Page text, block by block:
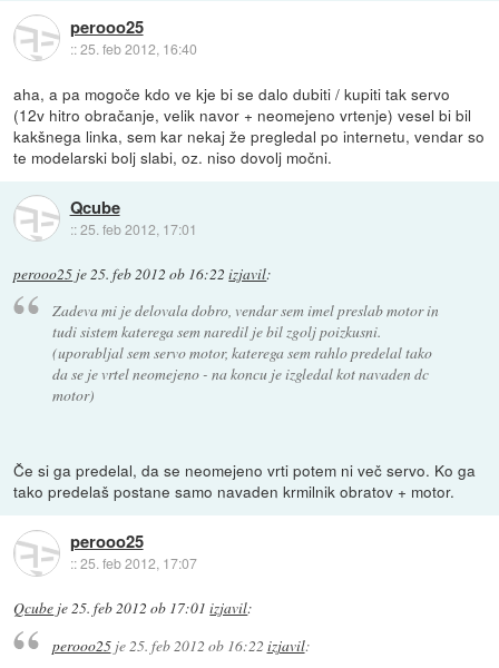
perooo25
::25. feb 2012, 16:40
aha, a pa mogoče kdo ve kje bi se dalo dubiti / kupiti tak servo
(12v hitro obračanje, velik navor + neomejeno vrtenje) vesel bi bil
kakšnega linka, sem kar nekaj že pregledal po internetu, vendar so
te modelarski bolj slabi, oz. niso dovolj močni.
Qcube
::25. feb 2012, 17:01
perooo25 je 25. feb 2012 ob 16:22 izjavil:
Zadeva mi je delovala dobro, vendar sem imel preslab motor in
tudi sistem katerega sem naredil je bil zgolj poizkusni.
(uporabljal sem servo motor, katerega sem rahlo predelal tako
da se je vrtel neomejeno - na koncu je izgledal kot navaden dc
motor)
Če si ga predelal, da se neomejeno vrti potem ni več servo. Ko ga
tako predelaš postane samo navaden krmilnik obratov + motor.
perooo25
::25. feb 2012, 17:07
Qcube je25. feb 2012 ob 17:01 izjavil:
perooo25je 25. feb 2012 ob 16:22 izjavil: